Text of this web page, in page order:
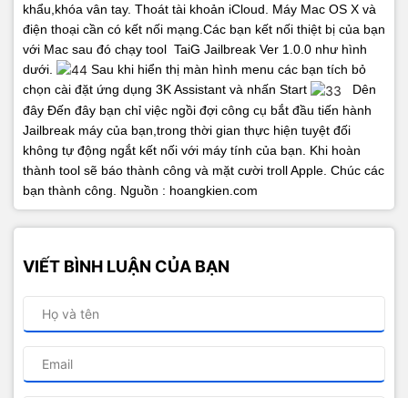
khẩu,khóa vân tay. Thoát tài khoản iCloud.
Máy Mac OS X và
điện thoại cần có kết nối mạng.Các bạn kết nối thiệt bị của bạn
với Mac sau đó chạy tool TaiG Jailbreak Ver 1.0.0 như hình
dưới.
Sau khi hiển thị màn hình menu các bạn tích bỏ
chọn cài đặt ứng dụng 3K Assistant và nhấn Start
Dên
đây Đến đây bạn chỉ việc ngồi đợi công cụ bắt đầu tiến hành
Jailbreak máy của bạn,trong thời gian thực hiện tuyệt đối
không tự động ngắt kết nối với máy tính của bạn.
Khi hoàn
thành tool sẽ báo thành công và mặt cười troll Apple. Chúc các
bạn thành công.
Nguồn : hoangkien.com
VIẾT BÌNH LUẬN CỦA BẠN